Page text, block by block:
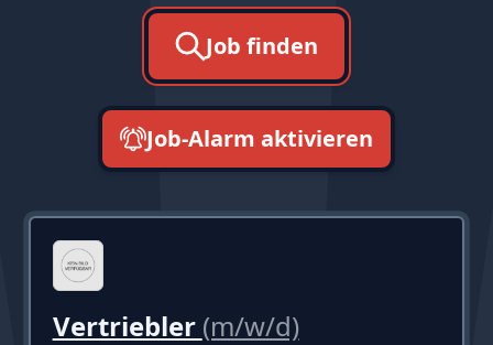
Job finden
Job-Alarm aktivieren
Vertriebler (m/w/d)